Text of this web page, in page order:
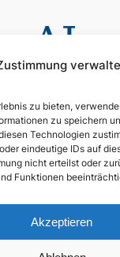
zu bieten,
zu speichern
Technologien
eindeutige IDs auf
nicht erteilst oder
Funktionen
Akzeptieren
35
030 4397 9215
Anliegen wird